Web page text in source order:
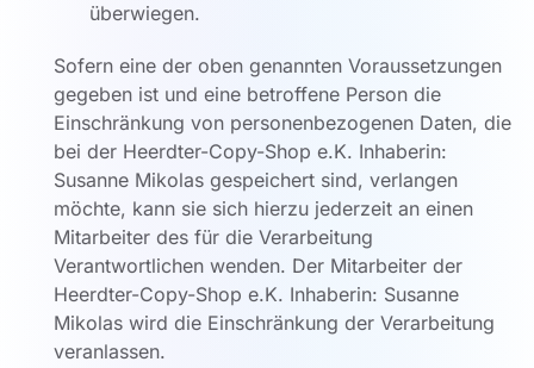
überwiegen.
Sofern eine der oben genannten Voraussetzungen
gegeben ist und eine betroffene Person die
Einschränkung von personenbezogenen Daten, die
bei der Heerdter-Copy-Shop e.K. Inhaberin:
Susanne Mikolas gespeichert sind, verlangen
möchte, kann sie sich hierzu jederzeit an einen
Mitarbeiter des für die Verarbeitung
Verantwortlichen wenden. Der Mitarbeiter der
Heerdter-Copy-Shop e.K. Inhaberin: Susanne
Mikolas wird die Einschränkung der Verarbeitung
veranlassen.